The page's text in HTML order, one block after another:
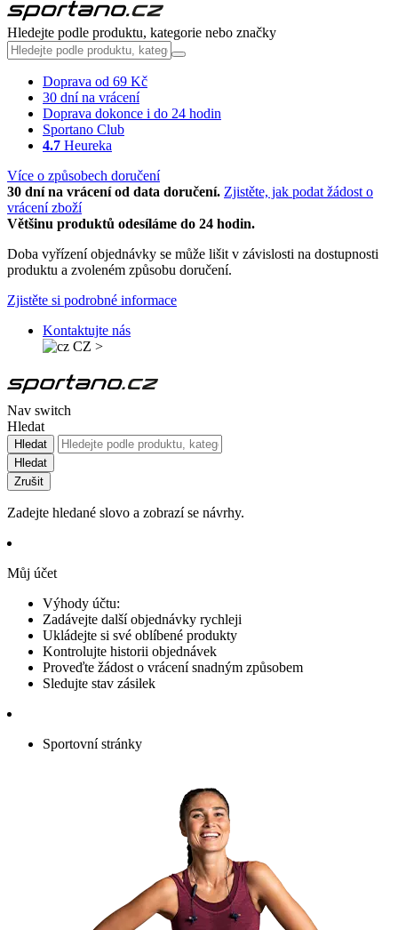
Hledejte podle produktu, kategorie nebo značky
Doprava od 69 Kč
30 dní na vrácení
Doprava dokonce i do 24 hodin
Sportano Club
4.7 Heureka
Více o způsobech doručení
30 dní na vrácení od data doručení. Zjistěte, jak podat žádost o
vrácení zboží
Většinu produktů odesíláme do 24 hodin.
Doba vyřízení objednávky se může lišit v závislosti na dostupnosti
produktu a zvoleném způsobu doručení.
Zjistěte si podrobné informace
Kontaktujte nás
CZ >
Nav switch
Hledat
Hledat
Hledat
Zrušit
Zadejte hledané slovo a zobrazí se návrhy.
Můj účet
Výhody účtu:
Zadávejte další objednávky rychleji
Ukládejte si své oblíbené produkty
Kontrolujte historii objednávek
Proveďte žádost o vrácení snadným způsobem
Sledujte stav zásilek
Sportovní stránky